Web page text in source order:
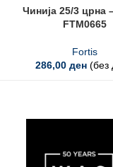
Чинија 25/3 црна
FTM0665
Fortis
286,00 ден (без